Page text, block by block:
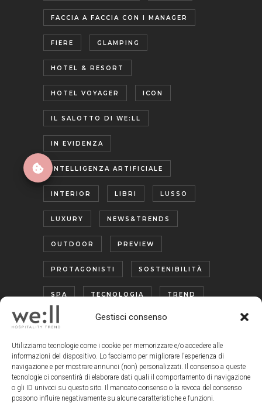
Gestisci consenso
Utilizziamo tecnologie come i cookie per memorizzare e/o accedere alle
informazioni del dispositivo. Lo facciamo per migliorare l'esperienza di
navigazione e per mostrare annunci (non) personalizzati. Il consenso a queste
tecnologie ci consentirà di elaborare dati quali il comportamento di navigazione
o gli ID univoci su questo sito. Il mancato consenso o la revoca del consenso
possono influire negativamente su alcune caratteristiche e funzioni.
FACCIA A FACCIA CON I MANAGER
FIERE GLAMPING
HOTEL & RESORT
HOTEL VOYAGER ICON
IL SALOTTO DI WE:LL
IN EVIDENZA
INTELLIGENZA ARTIFICIALE
INTERIOR LIBRI LUSSO
LUXURY NEWS&TRENDS
OUTDOOR PREVIEW
PROTAGONISTI SOSTENIBILITÀ
SPA TECNOLOGIA TREND
TURISMO ENOGASTRONOMICO
WELLNESS